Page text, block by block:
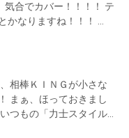
気合でカバー！！！！ テ
かなりますね！！！ ...
相棒ＫＩＮＧが小さな
まぁ、ほっておきまし
つもの「力士スタイル...